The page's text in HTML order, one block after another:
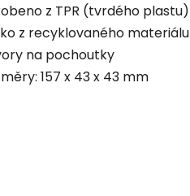
z TPR (tvrdého plastu)
z recyklovaného materiálu
na pochoutky
157 x 43 x 43 mm